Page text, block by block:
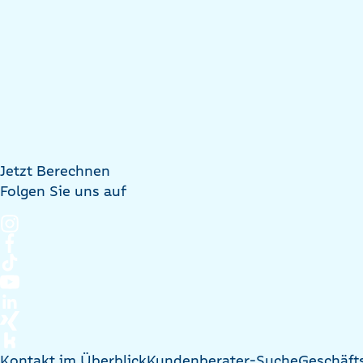
Jetzt Berechnen
Folgen Sie uns auf